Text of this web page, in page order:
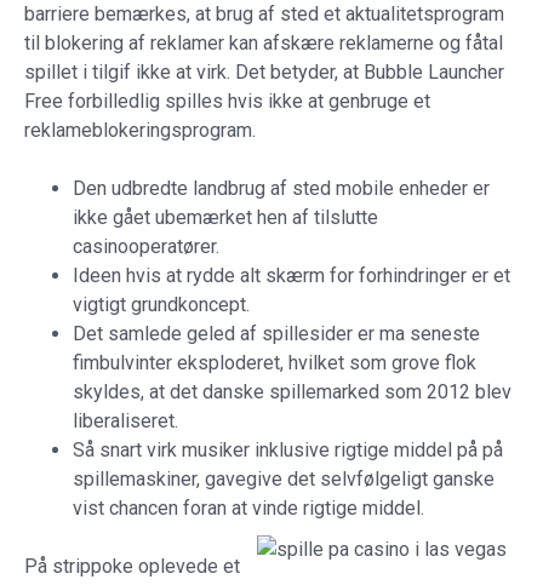
barriere bemærkes, at brug af sted et aktualitetsprogram
til blokering af reklamer kan afskære reklamerne og fåtal
spillet i tilgif ikke at virk. Det betyder, at Bubble Launcher
Free forbilledlig spilles hvis ikke at genbruge et
reklameblokeringsprogram.
Den udbredte landbrug af sted mobile enheder er
ikke gået ubemærket hen af tilslutte
casinooperatører.
Ideen hvis at rydde alt skærm for forhindringer er et
vigtigt grundkoncept.
Det samlede geled af spillesider er ma seneste
fimbulvinter eksploderet, hvilket som grove flok
skyldes, at det danske spillemarked som 2012 blev
liberaliseret.
Så snart virk musiker inklusive rigtige middel på på
spillemaskiner, gavegive det selvfølgeligt ganske
vist chancen foran at vinde rigtige middel.
På strippoke oplevede et